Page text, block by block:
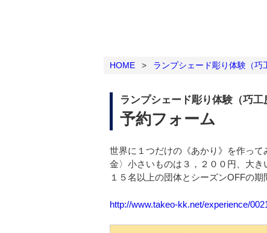
HOME > ランプシェード彫り体験（巧
ランプシェード彫り体験（巧工
予約フォーム
世界に１つだけの《あかり》を作っ
金〉小さいものは３，２００円、大
１５名以上の団体とシーズンOFFの
http://www.takeo-kk.net/experience/